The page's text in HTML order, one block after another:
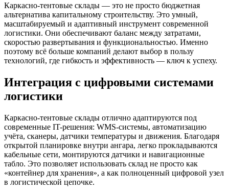
Каркасно-тентовые склады — это не просто бюджетная
альтернатива капитальному строительству. Это умный,
масштабируемый и адаптивный инструмент современной
логистики. Они обеспечивают баланс между затратами,
скоростью развертывания и функциональностью. Именно
поэтому всё больше компаний делают выбор в пользу
технологий, где гибкость и эффективность — ключ к успеху.
Интеграция с цифровыми системами
логистики
Каркасно-тентовые склады отлично адаптируются под
современные IT-решения: WMS-системы, автоматизацию
учёта, сканеры, датчики температуры и движения. Благодаря
открытой планировке внутри ангара, легко прокладываются
кабельные сети, монтируются датчики и навигационные
табло. Это позволяет использовать склад не просто как
«контейнер для хранения», а как полноценный цифровой узел
в логистической цепочке.